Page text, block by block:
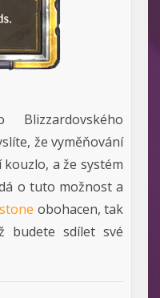
že vyměňování
a že systém
o tuto možnost a
obohacen, tak
budete sdílet své